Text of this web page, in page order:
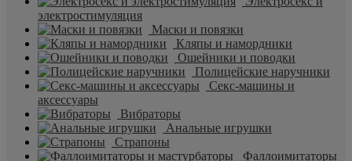
электростимуляция
Маски и повязки
Кляпы и намордники
Ошейники и поводки
Полицейские наручники
Секс-машины и
аксессуары
Вибраторы
Анальные игрушки
Страпоны
Фаллоимитаторы